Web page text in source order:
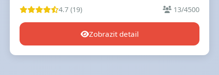
4.7 (19) 13/4500
Zobrazit detail